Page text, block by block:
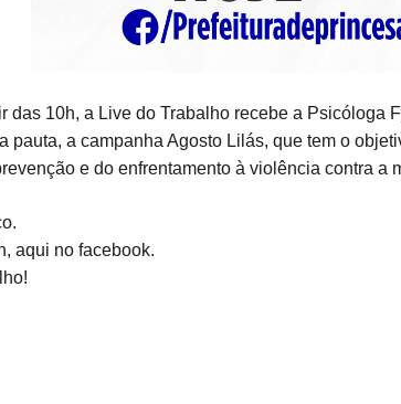
das 10h, a Live do Trabalho recebe a Psicóloga
pauta, a campanha Agosto Lilás, que tem o
e do enfrentamento à violência contra a
aqui no facebook.